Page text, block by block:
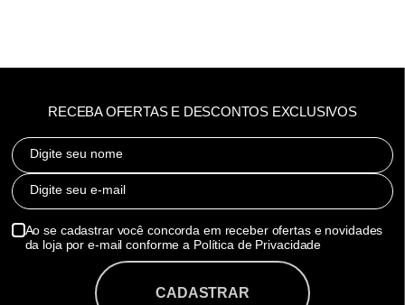
RECEBA OFERTAS E DESCONTOS EXCLUSIVOS
Digite seu nome
Digite seu e-mail
CADASTRAR
Ao se cadastrar você concorda em receber ofertas e novidades
da loja por e-mail conforme a Política de Privacidade